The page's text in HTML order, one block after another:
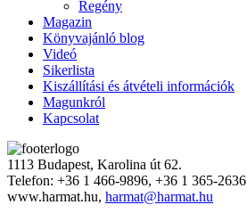
Regény
Magazin
Könyvajánló blog
Videó
Sikerlista
Kiszállítási és átvételi információk
Magunkról
Kapcsolat
1113 Budapest, Karolina út 62.
Telefon: +36 1 466-9896, +36 1 365-2636
www.harmat.hu, harmat@harmat.hu